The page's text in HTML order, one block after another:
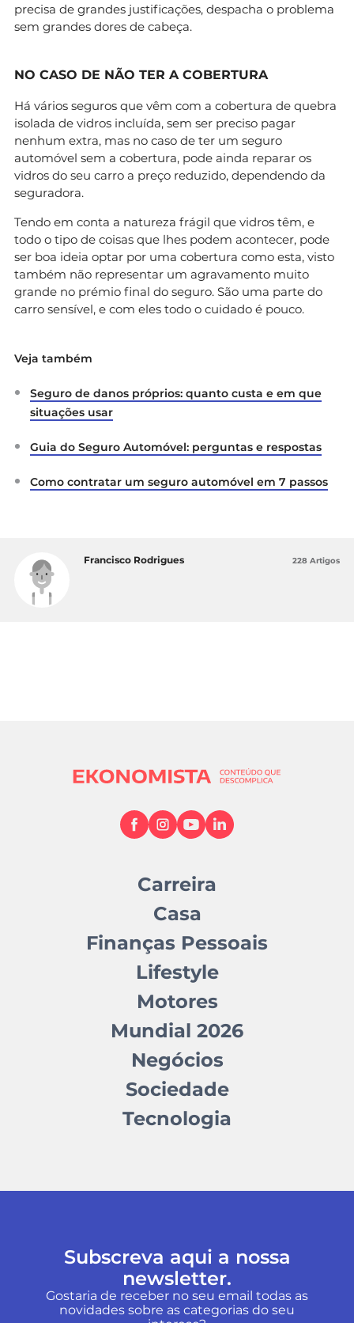
precisa de grandes justificações, despacha o problema
sem grandes dores de cabeça.
NO CASO DE NÃO TER A COBERTURA
Há vários seguros que vêm com a cobertura de quebra
isolada de vidros incluída, sem ser preciso pagar
nenhum extra, mas no caso de ter um seguro
automóvel sem a cobertura, pode ainda reparar os
vidros do seu carro a preço reduzido, dependendo da
seguradora.
Tendo em conta a natureza frágil que vidros têm, e
todo o tipo de coisas que lhes podem acontecer, pode
ser boa ideia optar por uma cobertura como esta, visto
também não representar um agravamento muito
grande no prémio final do seguro. São uma parte do
carro sensível, e com eles todo o cuidado é pouco.
Veja também
Seguro de danos próprios: quanto custa e em que
situações usar
Guia do Seguro Automóvel: perguntas e respostas
Como contratar um seguro automóvel em 7 passos
Francisco Rodrigues 228 Artigos
Carreira
Casa
Finanças Pessoais
Lifestyle
Motores
Mundial 2026
Negócios
Sociedade
Tecnologia
Subscreva aqui a nossa
newsletter.
Gostaria de receber no seu email todas as
novidades sobre as categorias do seu